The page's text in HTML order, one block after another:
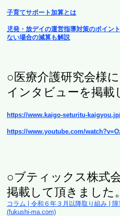
子育てサポート加算とは
児発・放デイの運営指導対策のポイン
ない場合の減算も解説
○医療介護研究会様
インタビューを掲載
https://www.kaigo-seturitu-
https://www.youtube.com/
○ブティックス株式
掲載して頂きました。
コラム | 令和６年３月以降取り組み |
(fukushi-ma.com)